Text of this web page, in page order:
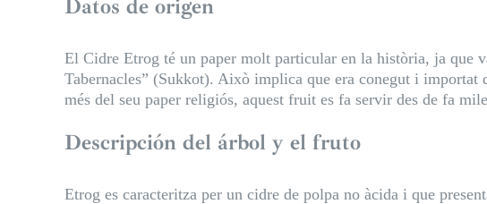
Datos de origen
El Cidre Etrog té un paper molt particular en la història, ja que
Tabernacles” (Sukkot). Això implica que era conegut i importat
més del seu paper religiós, aquest fruit es fa servir des de fa
Descripción del árbol y el fruto
Etrog es caracteritza per un cidre de polpa no àcida i que